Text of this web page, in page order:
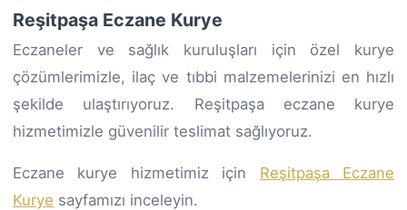
Reşitpaşa Eczane Kurye
Eczaneler ve sağlık kuruluşları için özel kurye
çözümlerimizle, ilaç ve tıbbi malzemelerinizi en hızlı
şekilde ulaştırıyoruz. Reşitpaşa eczane kurye
hizmetimizle güvenilir teslimat sağlıyoruz.
Eczane kurye hizmetimiz için Reşitpaşa Eczane
Kurye sayfamızı inceleyin.